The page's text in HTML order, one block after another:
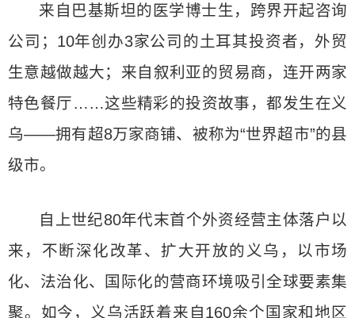
来自巴基斯坦的医学博士生，跨界开起咨询
公司；10年创办3家公司的土耳其投资者，外贸
生意越做越大；来自叙利亚的贸易商，连开两家
特色餐厅……这些精彩的投资故事，都发生在义
乌——拥有超8万家商铺、被称为“世界超市”的县
级市。
自上世纪80年代末首个外资经营主体落户以
来，不断深化改革、扩大开放的义乌，以市场
化、法治化、国际化的营商环境吸引全球要素集
聚。如今，义乌活跃着来自160余个国家和地区